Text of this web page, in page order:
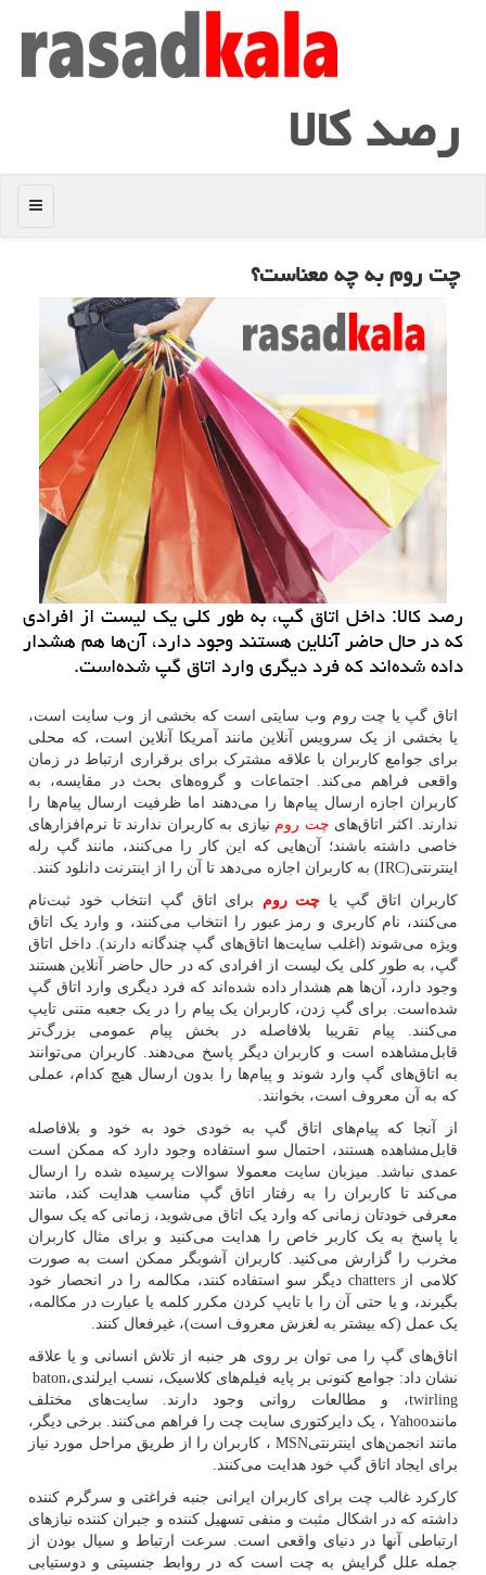
رصد كالا
منو
چت روم به چه معناست؟
رصد كالا: داخل اتاق گپ، به طور كلی یك لیست از افرادی
كه در حال حاضر آنلاین هستند وجود دارد، آن‌ها هم هشدار
داده شده‌اند كه فرد دیگری وارد اتاق گپ شده‌است.
اتاق گپ یا چت روم وب سایتی است که بخشی از وب سایت است،
یا بخشی از یک سرویس آنلاین مانند آمریکا آنلاین است، که محلی
برای جوامع کاربران با علاقه مشترک برای برقراری ارتباط در زمان
واقعی فراهم می‌کند. اجتماعات و گروه‌های بحث در مقایسه، به
کاربران اجازه ارسال پیام‌ها را می‌دهند اما ظرفیت ارسال پیام‌ها را
ندارند. اکثر اتاق‌های چت روم نیازی به کاربران ندارند تا نرم‌افزارهای
خاصی داشته باشند؛ آن‌هایی که این کار را می‌کنند، مانند گپ رله
اینترنتی(IRC) به کاربران اجازه می‌دهد تا آن را از اینترنت دانلود کنند.
کاربران اتاق گپ یا چت روم برای اتاق گپ انتخاب خود ثبت‌نام
می‌کنند، نام کاربری و رمز عبور را انتخاب می‌کنند، و وارد یک اتاق
ویژه می‌شوند (اغلب سایت‌ها اتاق‌های گپ چندگانه دارند). داخل اتاق
گپ، به طور کلی یک لیست از افرادی که در حال حاضر آنلاین هستند
وجود دارد، آن‌ها هم هشدار داده شده‌اند که فرد دیگری وارد اتاق گپ
شده‌است. برای گپ زدن، کاربران یک پیام را در یک جعبه متنی تایپ
می‌کنند. پیام تقریبا بلافاصله در بخش پیام عمومی بزرگ‌تر
قابل‌مشاهده است و کاربران دیگر پاسخ می‌دهند. کاربران می‌توانند
به اتاق‌های گپ وارد شوند و پیام‌ها را بدون ارسال هیچ کدام، عملی
که به آن معروف است، بخوانند.
از آنجا که پیام‌های اتاق گپ به خودی خود به خود و بلافاصله
قابل‌مشاهده هستند، احتمال سو استفاده وجود دارد که ممکن است
عمدی نباشد. میزبان سایت معمولا سوالات پرسیده شده را ارسال
می‌کند تا کاربران را به رفتار اتاق گپ مناسب هدایت کند، مانند
معرفی خودتان زمانی که وارد یک اتاق می‌شوید، زمانی که یک سوال
یا پاسخ به یک کاربر خاص را هدایت می‌کنید و برای مثال کاربران
مخرب را گزارش می‌کنید. کاربران آشوبگر ممکن است به صورت
کلامی از
chatters دیگر سو استفاده کنند، مکالمه را در انحصار خود
بگیرند، و یا حتی آن را با تایپ کردن مکرر کلمه یا عبارت در مکالمه،
یک عمل (که بیشتر به لغزش معروف است)، غیرفعال کنند.
اتاق‌های گپ را می توان بر روی هر جنبه از تلاش انسانی و یا علاقه
نشان داد: جوامع کنونی بر پایه فیلم‌های کلاسیک، نسب ایرلندی،baton
twirling، و مطالعات روانی وجود دارند. سایت‌های مختلف
مانندYahoo ، یک دایرکتوری سایت چت را فراهم می‌کنند. برخی دیگر،
مانند انجمن‌های اینترنتیMSN ، کاربران را از طریق مراحل مورد نیاز
برای ایجاد اتاق گپ خود هدایت می‌کنند.
کارکرد غالب چت برای کاربران ایرانی جنبه فراغتی و سرگرم کننده
داشته که در اشکال مثبت و منفی تسهیل کننده و جبران کننده نیازهای
ارتباطی آنها در دنیای واقعی است. سرعت ارتباط و سیال بودن از
جمله علل گرایش به چت است که در روابط جنسیتی و دوستیابی